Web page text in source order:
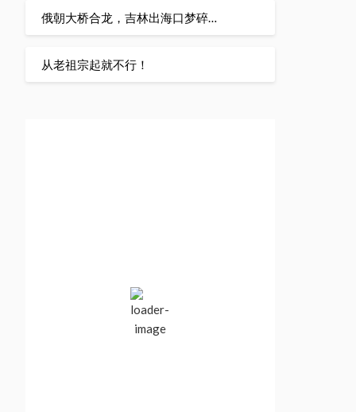
俄朝大桥合龙，吉林出海口梦碎…
从老祖宗起就不行！
20
Clear Sky